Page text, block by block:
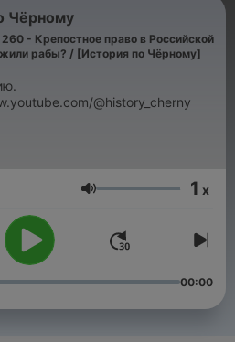
Чёрному
260 - Крепостное право в Российской
рабы? / [История по Чёрному]
@history_cherny
Lautstärke 1 x
00:00